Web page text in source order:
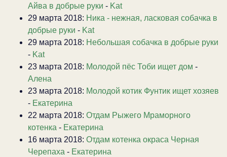
Айва в добрые руки - Kat
29 марта 2018: Ника - нежная, ласковая собачка в
добрые руки - Kat
29 марта 2018: Небольшая собачка в добрые руки
- Kat
23 марта 2018: Молодой пёс Тоби ищет дом -
Алена
23 марта 2018: Молодой котик Фунтик ищет хозяев
- Екатерина
22 марта 2018: Отдам Рыжего Мраморного
котенка - Екатерина
16 марта 2018: Отдам котенка окраса Черная
Черепаха - Екатерина